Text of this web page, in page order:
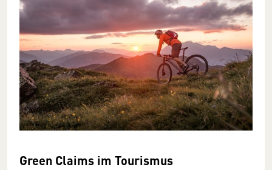
Green Claims im Tourismus